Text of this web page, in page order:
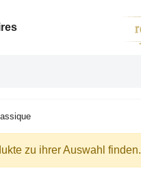
zu ihrer Auswahl finden.